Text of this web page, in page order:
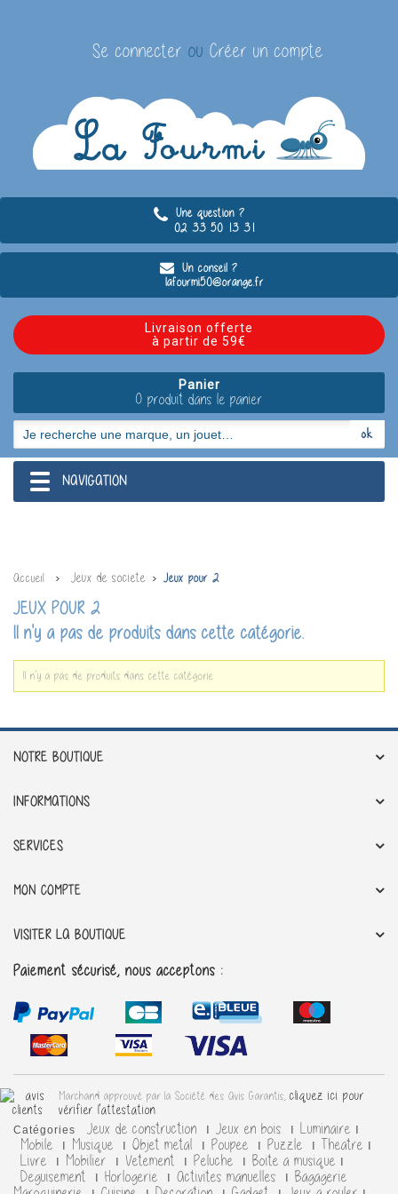
Se connecter ou Créer un compte
Une question ?
02 33 50 13 31
Un conseil ?
lafourmi50@orange.fr
Livraison offerte
à partir de 59€
Panier
0 produit dans le panier
navigation
NAVIGATION
Accueil Jeux de societe Jeux pour 2
JEUX POUR 2
Il n'y a pas de produits dans cette catégorie.
Il n'y a pas de produits dans cette catégorie.
NOTRE BOUTIQUE
INFORMATIONS
SERVICES
MON COMPTE
VISITER LA BOUTIQUE
Paiement sécurisé, nous acceptons :
Marchand approuvé par la Société des Avis Garantis, cliquez ici pour
vérifier l'attestation
Catégories
Jeux de construction Jeux en bois
Luminaire
Mobile
Musique Objet metal Poupee Puzzle
Theatre
Livre
Mobilier Vetement Peluche
Boite a musique
Deguisement
Horlogerie Activites manuelles
Bagagerie